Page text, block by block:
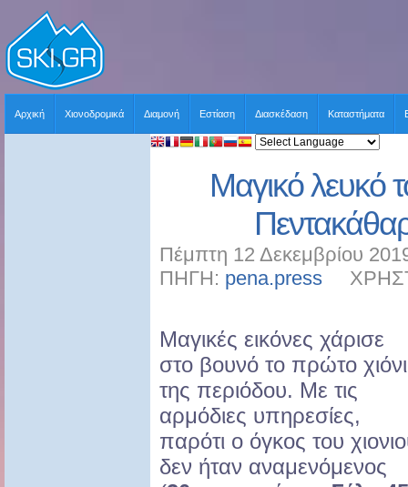
Αρχική Χιονοδρομικά Διαμονή Εστίαση Διασκέδαση Καταστήματα
Μαγικό λευκό
Πέμπτη 12 Δεκεμβρίου
ΠΗΓΗ: pena.press
Μαγικές εικόνες χάρισε
στο βουνό το πρώτο χιόνι
της περιόδου. Με τις
αρμόδιες υπηρεσίες,
παρότι ο όγκος του
δεν ήταν αναμενόμενος